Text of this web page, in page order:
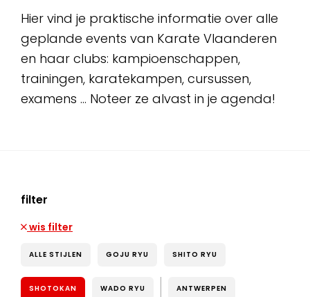
Hier vind je praktische informatie over alle
geplande events van Karate Vlaanderen
en haar clubs: kampioenschappen,
trainingen, karatekampen, cursussen,
examens … Noteer ze alvast in je agenda!
filter
wis filter
ALLE STIJLEN GOJU RYU SHITO RYU
SHOTOKAN WADO RYU ANTWERPEN